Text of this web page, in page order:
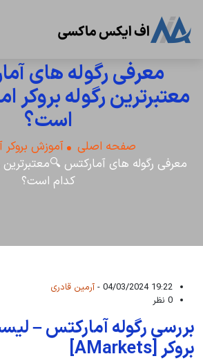
معرفی رگوله های
معتبرترین رگوله بروکر
است؟
صفحه اصلی
آموزش
معرفی رگوله های آمارکتس 🔍معتبرترین
کدام است؟
19:22 04/03/2024 -
آرمین قادری
0 نظر
بررسی رگوله آمارکتس –
بروکر [AMarkets]